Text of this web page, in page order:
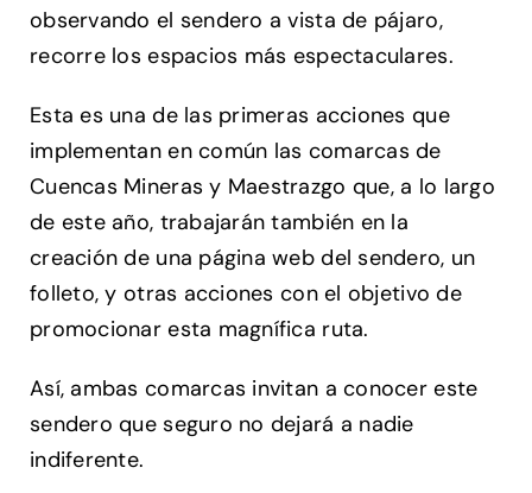
observando el sendero a vista de pájaro,
recorre los espacios más espectaculares.
Esta es una de las primeras acciones que
implementan en común las comarcas de
Cuencas Mineras y Maestrazgo que, a lo largo
de este año, trabajarán también en la
creación de una página web del sendero, un
folleto, y otras acciones con el objetivo de
promocionar esta magnífica ruta.
Así, ambas comarcas invitan a conocer este
sendero que seguro no dejará a nadie
indiferente.